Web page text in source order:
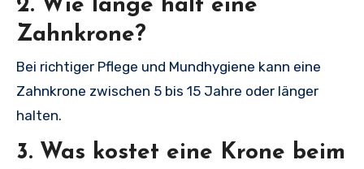
2. Wie lange hält eine
Zahnkrone?
Bei richtiger Pflege und Mundhygiene kann eine
Zahnkrone zwischen 5 bis 15 Jahre oder länger
halten.
3. Was kostet eine Krone beim